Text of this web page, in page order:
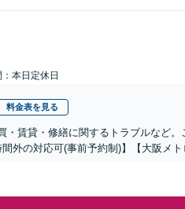
本日定休日
料金表を見る
・賃貸・修繕に関するトラブルなど
外の対応可(事前予約制)】【大阪メト